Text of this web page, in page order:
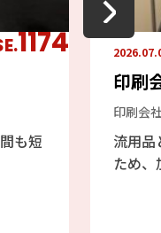
1174
も短
印刷
印刷会
流用品
ため、